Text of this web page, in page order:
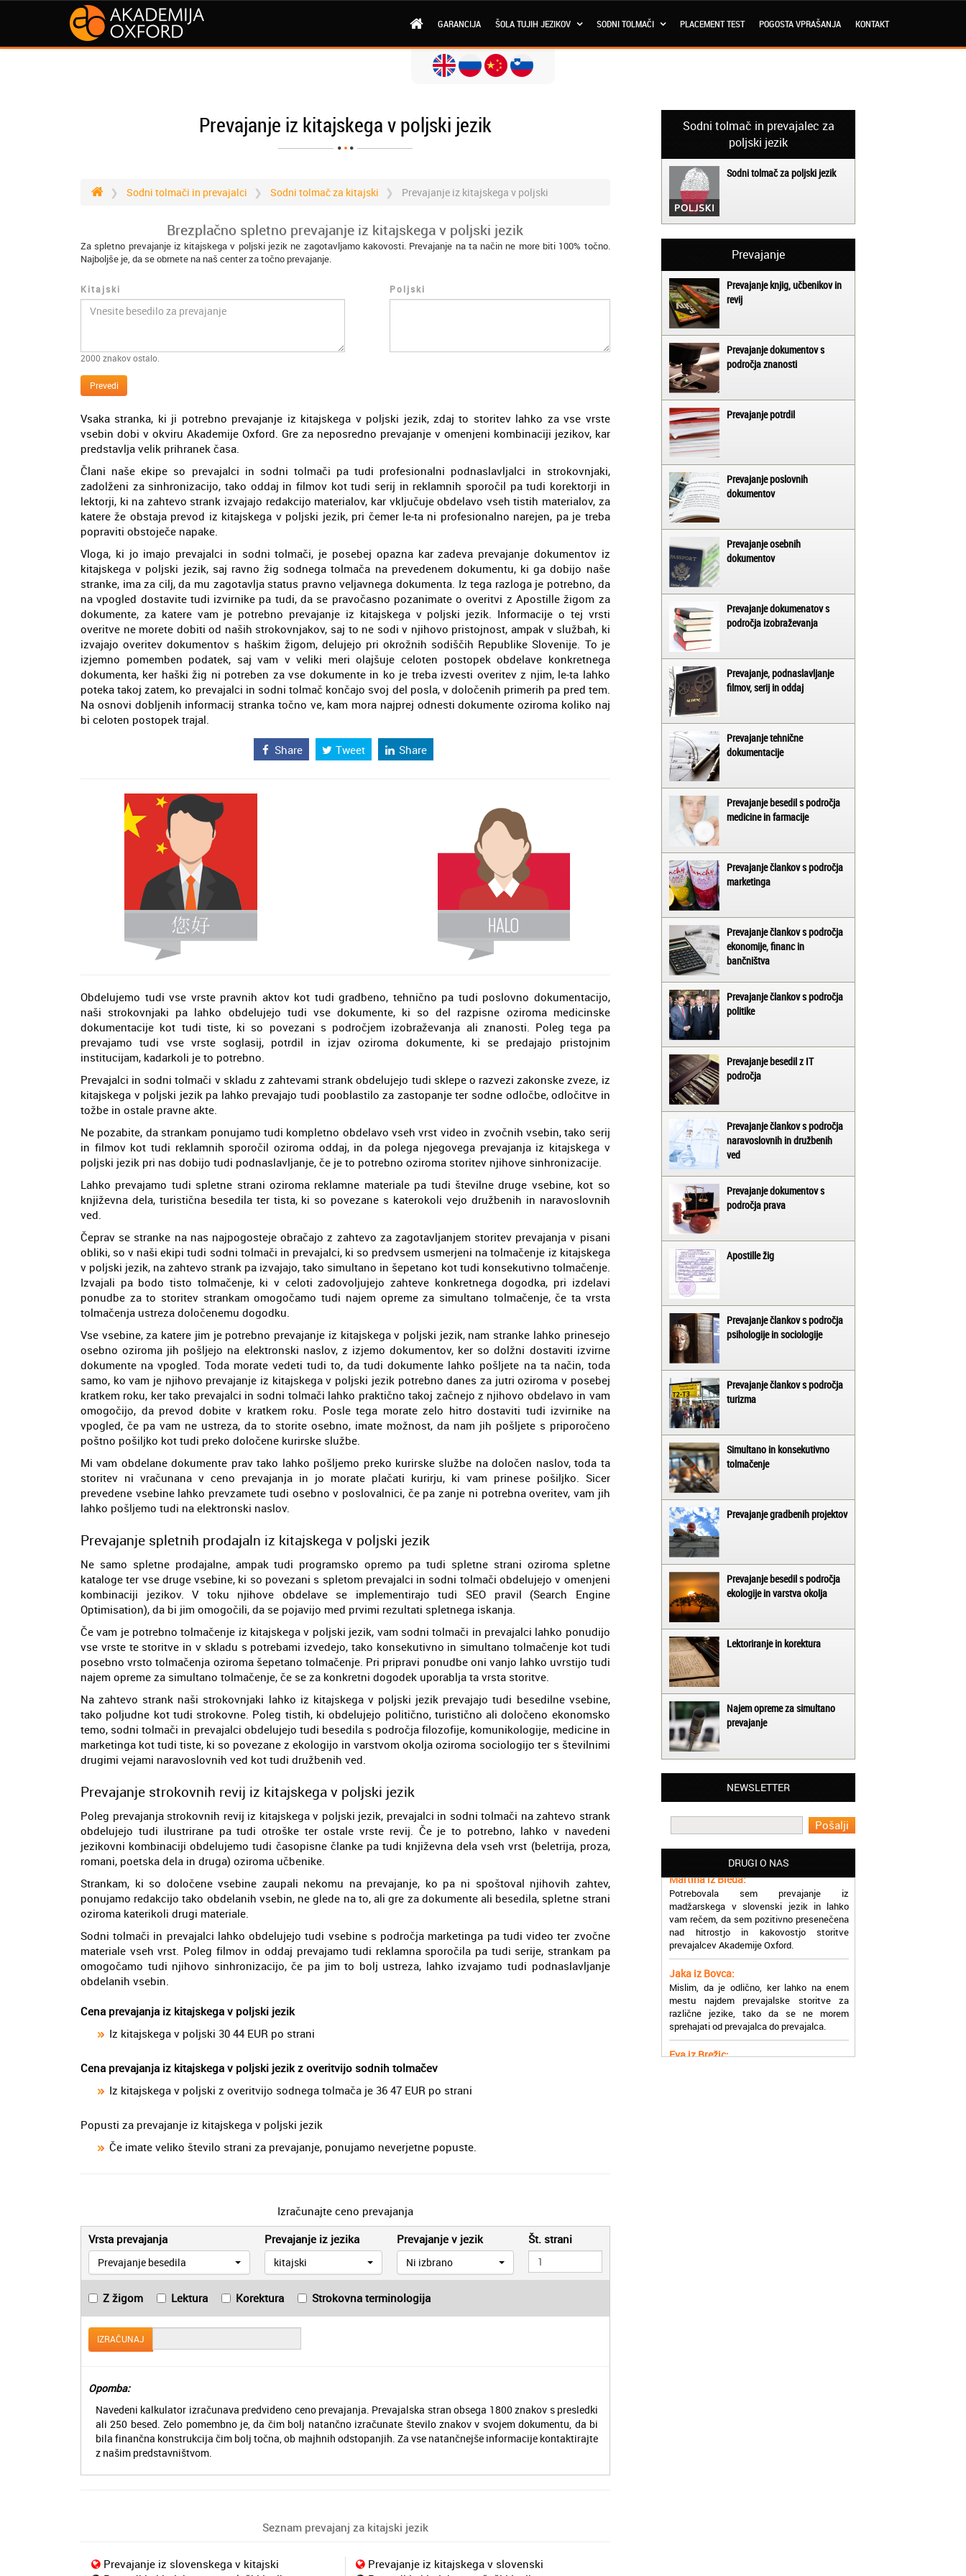
GARANCIJA ŠOLA TUJIH JEZIKOV SODNI TOLMAČI PLACEMENT TEST POGOSTA VPRAŠANJA KONTAKT
Prevajanje iz kitajskega v poljski jezik
Sodni tolmači in prevajalci Sodni tolmač za kitajski Prevajanje iz kitajskega v poljski
Brezplačno spletno prevajanje iz kitajskega v poljski jezik
Za spletno prevajanje iz kitajskega v poljski jezik ne zagotavljamo kakovosti. Prevajanje na ta način ne more biti 100% točno.
Najboljše je, da se obrnete na naš center za točno prevajanje.
Kitajski
2000 znakov ostalo.
Poljski
Prevedi
Vsaka stranka, ki ji potrebno prevajanje iz kitajskega v poljski jezik, zdaj to storitev lahko za vse vrste
vsebin dobi v okviru Akademije Oxford. Gre za neposredno prevajanje v omenjeni kombinaciji jezikov, kar
predstavlja velik prihranek časa.
Člani naše ekipe so prevajalci in sodni tolmači pa tudi profesionalni podnaslavljalci in strokovnjaki,
zadolženi za sinhronizacijo, tako oddaj in filmov kot tudi serij in reklamnih sporočil pa tudi korektorji in
lektorji, ki na zahtevo strank izvajajo redakcijo materialov, kar vključuje obdelavo vseh tistih materialov, za
katere že obstaja prevod iz kitajskega v poljski jezik, pri čemer le-ta ni profesionalno narejen, pa je treba
popraviti obstoječe napake.
Vloga, ki jo imajo prevajalci in sodni tolmači, je posebej opazna kar zadeva prevajanje dokumentov iz
kitajskega v poljski jezik, saj ravno žig sodnega tolmača na prevedenem dokumentu, ki ga dobijo naše
stranke, ima za cilj, da mu zagotavlja status pravno veljavnega dokumenta. Iz tega razloga je potrebno, da
na vpogled dostavite tudi izvirnike pa tudi, da se pravočasno pozanimate o overitvi z Apostille žigom za
dokumente, za katere vam je potrebno prevajanje iz kitajskega v poljski jezik. Informacije o tej vrsti
overitve ne morete dobiti od naših strokovnjakov, saj to ne sodi v njihovo pristojnost, ampak v službah, ki
izvajajo overitev dokumentov s haškim žigom, delujejo pri okrožnih sodiščih Republike Slovenije. To je
izjemno pomemben podatek, saj vam v veliki meri olajšuje celoten postopek obdelave konkretnega
dokumenta, ker haški žig ni potreben za vse dokumente in ko je treba izvesti overitev z njim, le-ta lahko
poteka takoj zatem, ko prevajalci in sodni tolmač končajo svoj del posla, v določenih primerih pa pred tem.
Na osnovi dobljenih informacij stranka točno ve, kam mora najprej odnesti dokumente oziroma koliko naj
bi celoten postopek trajal.
Share Tweet Share
Obdelujemo tudi vse vrste pravnih aktov kot tudi gradbeno, tehnično pa tudi poslovno dokumentacijo,
naši strokovnjaki pa lahko obdelujejo tudi vse dokumente, ki so del razpisne oziroma medicinske
dokumentacije kot tudi tiste, ki so povezani s področjem izobraževanja ali znanosti. Poleg tega pa
prevajamo tudi vse vrste soglasij, potrdil in izjav oziroma dokumente, ki se predajajo pristojnim
institucijam, kadarkoli je to potrebno.
Prevajalci in sodni tolmači v skladu z zahtevami strank obdelujejo tudi sklepe o razvezi zakonske zveze, iz
kitajskega v poljski jezik pa lahko prevajajo tudi pooblastilo za zastopanje ter sodne odločbe, odločitve in
tožbe in ostale pravne akte.
Ne pozabite, da strankam ponujamo tudi kompletno obdelavo vseh vrst video in zvočnih vsebin, tako serij
in filmov kot tudi reklamnih sporočil oziroma oddaj, in da polega njegovega prevajanja iz kitajskega v
poljski jezik pri nas dobijo tudi podnaslavljanje, če je to potrebno oziroma storitev njihove sinhronizacije.
Lahko prevajamo tudi spletne strani oziroma reklamne materiale pa tudi številne druge vsebine, kot so
književna dela, turistična besedila ter tista, ki so povezane s katerokoli vejo družbenih in naravoslovnih
ved.
Čeprav se stranke na nas najpogosteje obračajo z zahtevo za zagotavljanjem storitev prevajanja v pisani
obliki, so v naši ekipi tudi sodni tolmači in prevajalci, ki so predvsem usmerjeni na tolmačenje iz kitajskega
v poljski jezik, na zahtevo strank pa izvajajo, tako simultano in šepetano kot tudi konsekutivno tolmačenje.
Izvajali pa bodo tisto tolmačenje, ki v celoti zadovoljujejo zahteve konkretnega dogodka, pri izdelavi
ponudbe za to storitev strankam omogočamo tudi najem opreme za simultano tolmačenje, če ta vrsta
tolmačenja ustreza določenemu dogodku.
Vse vsebine, za katere jim je potrebno prevajanje iz kitajskega v poljski jezik, nam stranke lahko prinesejo
osebno oziroma jih pošljejo na elektronski naslov, z izjemo dokumentov, ker so dolžni dostaviti izvirne
dokumente na vpogled. Toda morate vedeti tudi to, da tudi dokumente lahko pošljete na ta način, toda
samo, ko vam je njihovo prevajanje iz kitajskega v poljski jezik potrebno danes za jutri oziroma v posebej
kratkem roku, ker tako prevajalci in sodni tolmači lahko praktično takoj začnejo z njihovo obdelavo in vam
omogočijo, da prevod dobite v kratkem roku. Posle tega morate zelo hitro dostaviti tudi izvirnike na
vpogled, če pa vam ne ustreza, da to storite osebno, imate možnost, da nam jih pošljete s priporočeno
poštno pošiljko kot tudi preko določene kurirske službe.
Mi vam obdelane dokumente prav tako lahko pošljemo preko kurirske službe na določen naslov, toda ta
storitev ni vračunana v ceno prevajanja in jo morate plačati kurirju, ki vam prinese pošiljko. Sicer
prevedene vsebine lahko prevzamete tudi osebno v poslovalnici, če pa zanje ni potrebna overitev, vam jih
lahko pošljemo tudi na elektronski naslov.
Prevajanje spletnih prodajaln iz kitajskega v poljski jezik
Ne samo spletne prodajalne, ampak tudi programsko opremo pa tudi spletne strani oziroma spletne
kataloge ter vse druge vsebine, ki so povezani s spletom prevajalci in sodni tolmači obdelujejo v omenjeni
kombinaciji jezikov. V toku njihove obdelave se implementirajo tudi SEO pravil (Search Engine
Optimisation), da bi jim omogočili, da se pojavijo med prvimi rezultati spletnega iskanja.
Če vam je potrebno tolmačenje iz kitajskega v poljski jezik, vam sodni tolmači in prevajalci lahko ponudijo
vse vrste te storitve in v skladu s potrebami izvedejo, tako konsekutivno in simultano tolmačenje kot tudi
posebno vrsto tolmačenja oziroma šepetano tolmačenje. Pri pripravi ponudbe oni vanjo lahko uvrstijo tudi
najem opreme za simultano tolmačenje, če se za konkretni dogodek uporablja ta vrsta storitve.
Na zahtevo strank naši strokovnjaki lahko iz kitajskega v poljski jezik prevajajo tudi besedilne vsebine,
tako poljudne kot tudi strokovne. Poleg tistih, ki obdelujejo politično, turistično ali določeno ekonomsko
temo, sodni tolmači in prevajalci obdelujejo tudi besedila s področja filozofije, komunikologije, medicine in
marketinga kot tudi tiste, ki so povezane z ekologijo in varstvom okolja oziroma sociologijo ter s številnimi
drugimi vejami naravoslovnih ved kot tudi družbenih ved.
Prevajanje strokovnih revij iz kitajskega v poljski jezik
Poleg prevajanja strokovnih revij iz kitajskega v poljski jezik, prevajalci in sodni tolmači na zahtevo strank
obdelujejo tudi ilustrirane pa tudi otroške ter ostale vrste revij. Če je to potrebno, lahko v navedeni
jezikovni kombinaciji obdelujemo tudi časopisne članke pa tudi književna dela vseh vrst (beletrija, proza,
romani, poetska dela in druga) oziroma učbenike.
Strankam, ki so določene vsebine zaupali nekomu na prevajanje, ko pa ni spoštoval njihovih zahtev,
ponujamo redakcijo tako obdelanih vsebin, ne glede na to, ali gre za dokumente ali besedila, spletne strani
oziroma katerikoli drugi materiale.
Sodni tolmači in prevajalci lahko obdelujejo tudi vsebine s področja marketinga pa tudi video ter zvočne
materiale vseh vrst. Poleg filmov in oddaj prevajamo tudi reklamna sporočila pa tudi serije, strankam pa
omogočamo tudi njihovo sinhronizacijo, če pa jim to bolj ustreza, lahko izvajamo tudi podnaslavljanje
obdelanih vsebin.
Cena prevajanja iz kitajskega v poljski jezik
Iz kitajskega v poljski 30 44 EUR po strani
Cena prevajanja iz kitajskega v poljski jezik z overitvijo sodnih tolmačev
Iz kitajskega v poljski z overitvijo sodnega tolmača je 36 47 EUR po strani
Popusti za prevajanje iz kitajskega v poljski jezik
Če imate veliko število strani za prevajanje, ponujamo neverjetne popuste.
Izračunajte ceno prevajanja
Vrsta prevajanja
Prevajanje besedila
Prevajanje iz jezika
kitajski
Prevajanje v jezik
Ni izbrano
Št. strani
Z žigom Lektura Korektura Strokovna terminologija
IZRAČUNAJ
Opomba:
Navedeni kalkulator izračunava predvideno ceno prevajanja. Prevajalska stran obsega 1800 znakov s presledki
ali 250 besed. Zelo pomembno je, da čim bolj natančno izračunate število znakov v svojem dokumentu, da bi
bila finančna konstrukcija čim bolj točna, ob majhnih odstopanjih. Za vse natančnejše informacije kontaktirajte
z našim predstavništvom.
Seznam prevajanj za kitajski jezik
Prevajanje iz slovenskega v kitajski
Prevajanje iz kitajskega v slovenski
Sodni tolmač in prevajalec za
poljski jezik
Sodni tolmač za poljski jezik
Prevajanje
Prevajanje knjig, učbenikov in
revij
Prevajanje dokumentov s
področja znanosti
Prevajanje potrdil
Prevajanje poslovnih
dokumentov
Prevajanje osebnih
dokumentov
Prevajanje dokumenatov s
področja izobraževanja
Prevajanje, podnaslavljanje
filmov, serij in oddaj
Prevajanje tehnične
dokumentacije
Prevajanje besedil s področja
medicine in farmacije
Prevajanje člankov s področja
marketinga
Prevajanje člankov s področja
ekonomije, financ in
bančništva
Prevajanje člankov s področja
politike
Prevajanje besedil z IT
področja
Prevajanje člankov s področja
naravoslovnih in družbenih
ved
Prevajanje dokumentov s
področja prava
Apostille žig
Prevajanje člankov s področja
psihologije in sociologije
Prevajanje člankov s področja
turizma
Simultano in konsekutivno
tolmačenje
Prevajanje gradbenih projektov
Prevajanje besedil s področja
ekologije in varstva okolja
Lektoriranje in korektura
Najem opreme za simultano
prevajanje
NEWSLETTER
DRUGI O NAS
Matjaž iz Ajdovščine:
Lahko pohvalim vse zaposlene v Akademiji
Oxford, ker so resnično profesionalni in
prevajalske storitve opravljajo hitro in
učinkoviti.
Martina iz Bleda:
madžarskega v slovenski jezik in lahko
vam rečem, da sem pozitivno presenečena
nad hitrostjo in kakovostjo storitve
prevajalcev Akademije Oxford.
Jaka iz Bovca:
Mislim, da je odlično, ker lahko na enem
mestu najdem prevajalske storitve za
različne jezike, tako da se ne morem
sprehajati od prevajalca do prevajalca.
Eva iz Brežic:
Nujno sem potrebovala prevod v francoski
jezik, na spletu sem našla Oxford, jih